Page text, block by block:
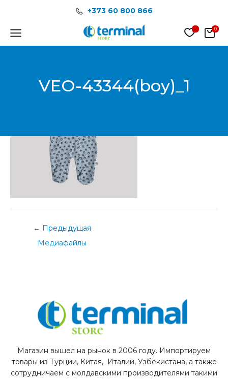
содержимому
+373 60 800 866
Main
Menu
VEO-43344(boy)_1
← Предыдущая
Медиафайлы
Магазин вышел на рынок в 2006 году. Импортируем
товары из Турции, Китая, Италии, Узбекистана, а также
сотрудничаем с молдавскими производителями такими